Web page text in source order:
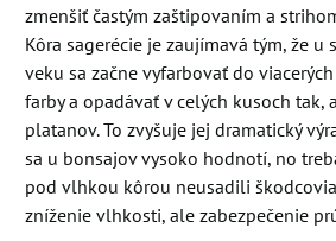
zmenšiť častým zaštipovaním a
Kôra sagerécie je zaujímavá tým, že u
veku sa začne vyfarbovať do
farby a opadávať v celých kusoch tak,
platanov. To zvyšuje jej dramatický
sa u bonsajov vysoko hodnotí, no
pod vlhkou kôrou neusadili
zníženie vlhkosti, ale zabezpečenie